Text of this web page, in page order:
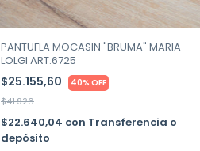
PANTUFLA MOCASIN "BRUMA" MARIA
LOLGI ART.6725
$25.155,60 40% OFF
$41.926
$22.640,04 con Transferencia o
depósito